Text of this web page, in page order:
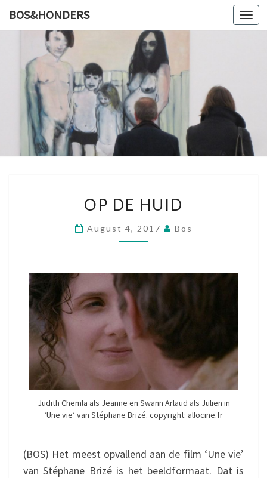
BOS&HONDERS
Kunstlog
E
H
OP DE HUID
August 4, 2017 Bos
Judith Chemla als Jeanne en Swann Arlaud als Julien in
‘Une vie’ van Stéphane Brizé. copyright: allocine.fr
(BOS) Het meest opvallend aan de film ‘Une vie’
van Stéphane Brizé is het beeldformaat. Dat is